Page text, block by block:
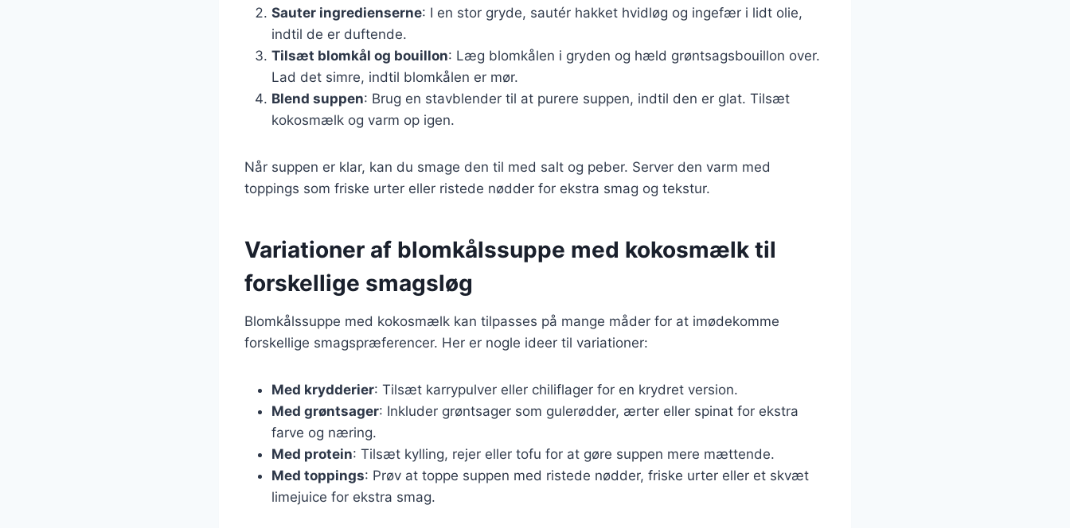
Sauter ingredienserne: I en stor gryde, sautér hakket hvidløg og ingefær i lidt olie,
indtil de er duftende.
Tilsæt blomkål og bouillon: Læg blomkålen i gryden og hæld grøntsagsbouillon over.
Lad det simre, indtil blomkålen er mør.
Blend suppen: Brug en stavblender til at purere suppen, indtil den er glat. Tilsæt
kokosmælk og varm op igen.
Når suppen er klar, kan du smage den til med salt og peber. Server den varm med
toppings som friske urter eller ristede nødder for ekstra smag og tekstur.
Variationer af blomkålssuppe med kokosmælk til
forskellige smagsløg
Blomkålssuppe med kokosmælk kan tilpasses på mange måder for at imødekomme
forskellige smagspræferencer. Her er nogle ideer til variationer:
Med krydderier: Tilsæt karrypulver eller chiliflager for en krydret version.
Med grøntsager: Inkluder grøntsager som gulerødder, ærter eller spinat for ekstra
farve og næring.
Med protein: Tilsæt kylling, rejer eller tofu for at gøre suppen mere mættende.
Med toppings: Prøv at toppe suppen med ristede nødder, friske urter eller et skvæt
limejuice for ekstra smag.